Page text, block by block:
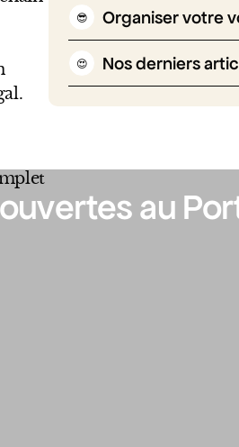
😎 Organiser votre
😍 Nos derniers
au